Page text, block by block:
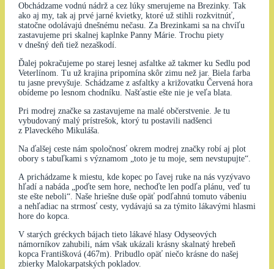
Obchádzame vodnú nádrž a cez lúky smerujeme na Brezinky. Tak
ako aj my, tak aj prvé jarné kvietky, ktoré už stihli rozkvitnúť,
statočne odolávajú dnešnému nečasu. Za Brezinkami sa na chvíľu
zastavujeme pri skalnej kaplnke Panny Márie. Trochu piety
v dnešný deň tiež nezaškodí.
Ďalej pokračujeme po starej lesnej asfaltke až takmer ku Sedlu pod
Veterlínom. Tu už krajina pripomína skôr zimu než jar. Biela farba
tu jasne prevyšuje. Schádzame z asfaltky a križovatku Červená hora
obídeme po lesnom chodníku. Našťastie ešte nie je veľa blata.
Pri modrej značke sa zastavujeme na malé občerstvenie. Je tu
vybudovaný malý prístrešok, ktorý tu postavili nadšenci
z Plaveckého Mikuláša.
Na ďalšej ceste nám spoločnosť okrem modrej značky robí aj plot
obory s tabuľkami s významom „toto je tu moje, sem nevstupujte“.
A prichádzame k miestu, kde kopec po ľavej ruke na nás vyzývavo
hľadí a nabáda „poďte sem hore, nechoďte len podľa plánu, veď tu
ste ešte neboli“. Naše hriešne duše opäť podľahnú tomuto vábeniu
a nehľadiac na strmosť cesty, vydávajú sa za týmito lákavými hlasmi
hore do kopca.
V starých gréckych bájach tieto lákavé hlasy Odyseových
námorníkov zahubili, nám však ukázali krásny skalnatý hrebeň
kopca Františková (467m). Pribudlo opäť niečo krásne do našej
zbierky Malokarpatských pokladov.